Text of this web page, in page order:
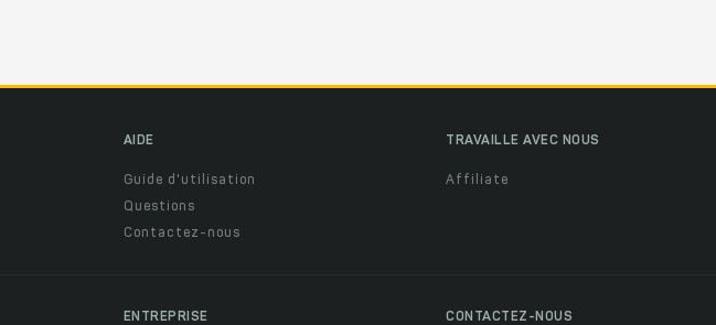
AIDE
Guide d'utilisation
Questions
Contactez-nous
TRAVAILLE AVEC NOUS
Affiliate
ENTREPRISE CONTACTEZ-NOUS